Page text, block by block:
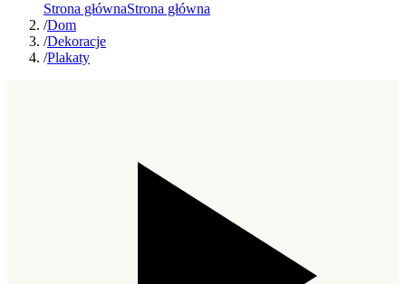
Strona głównaStrona główna
/Dom
/Dekoracje
/Plakaty